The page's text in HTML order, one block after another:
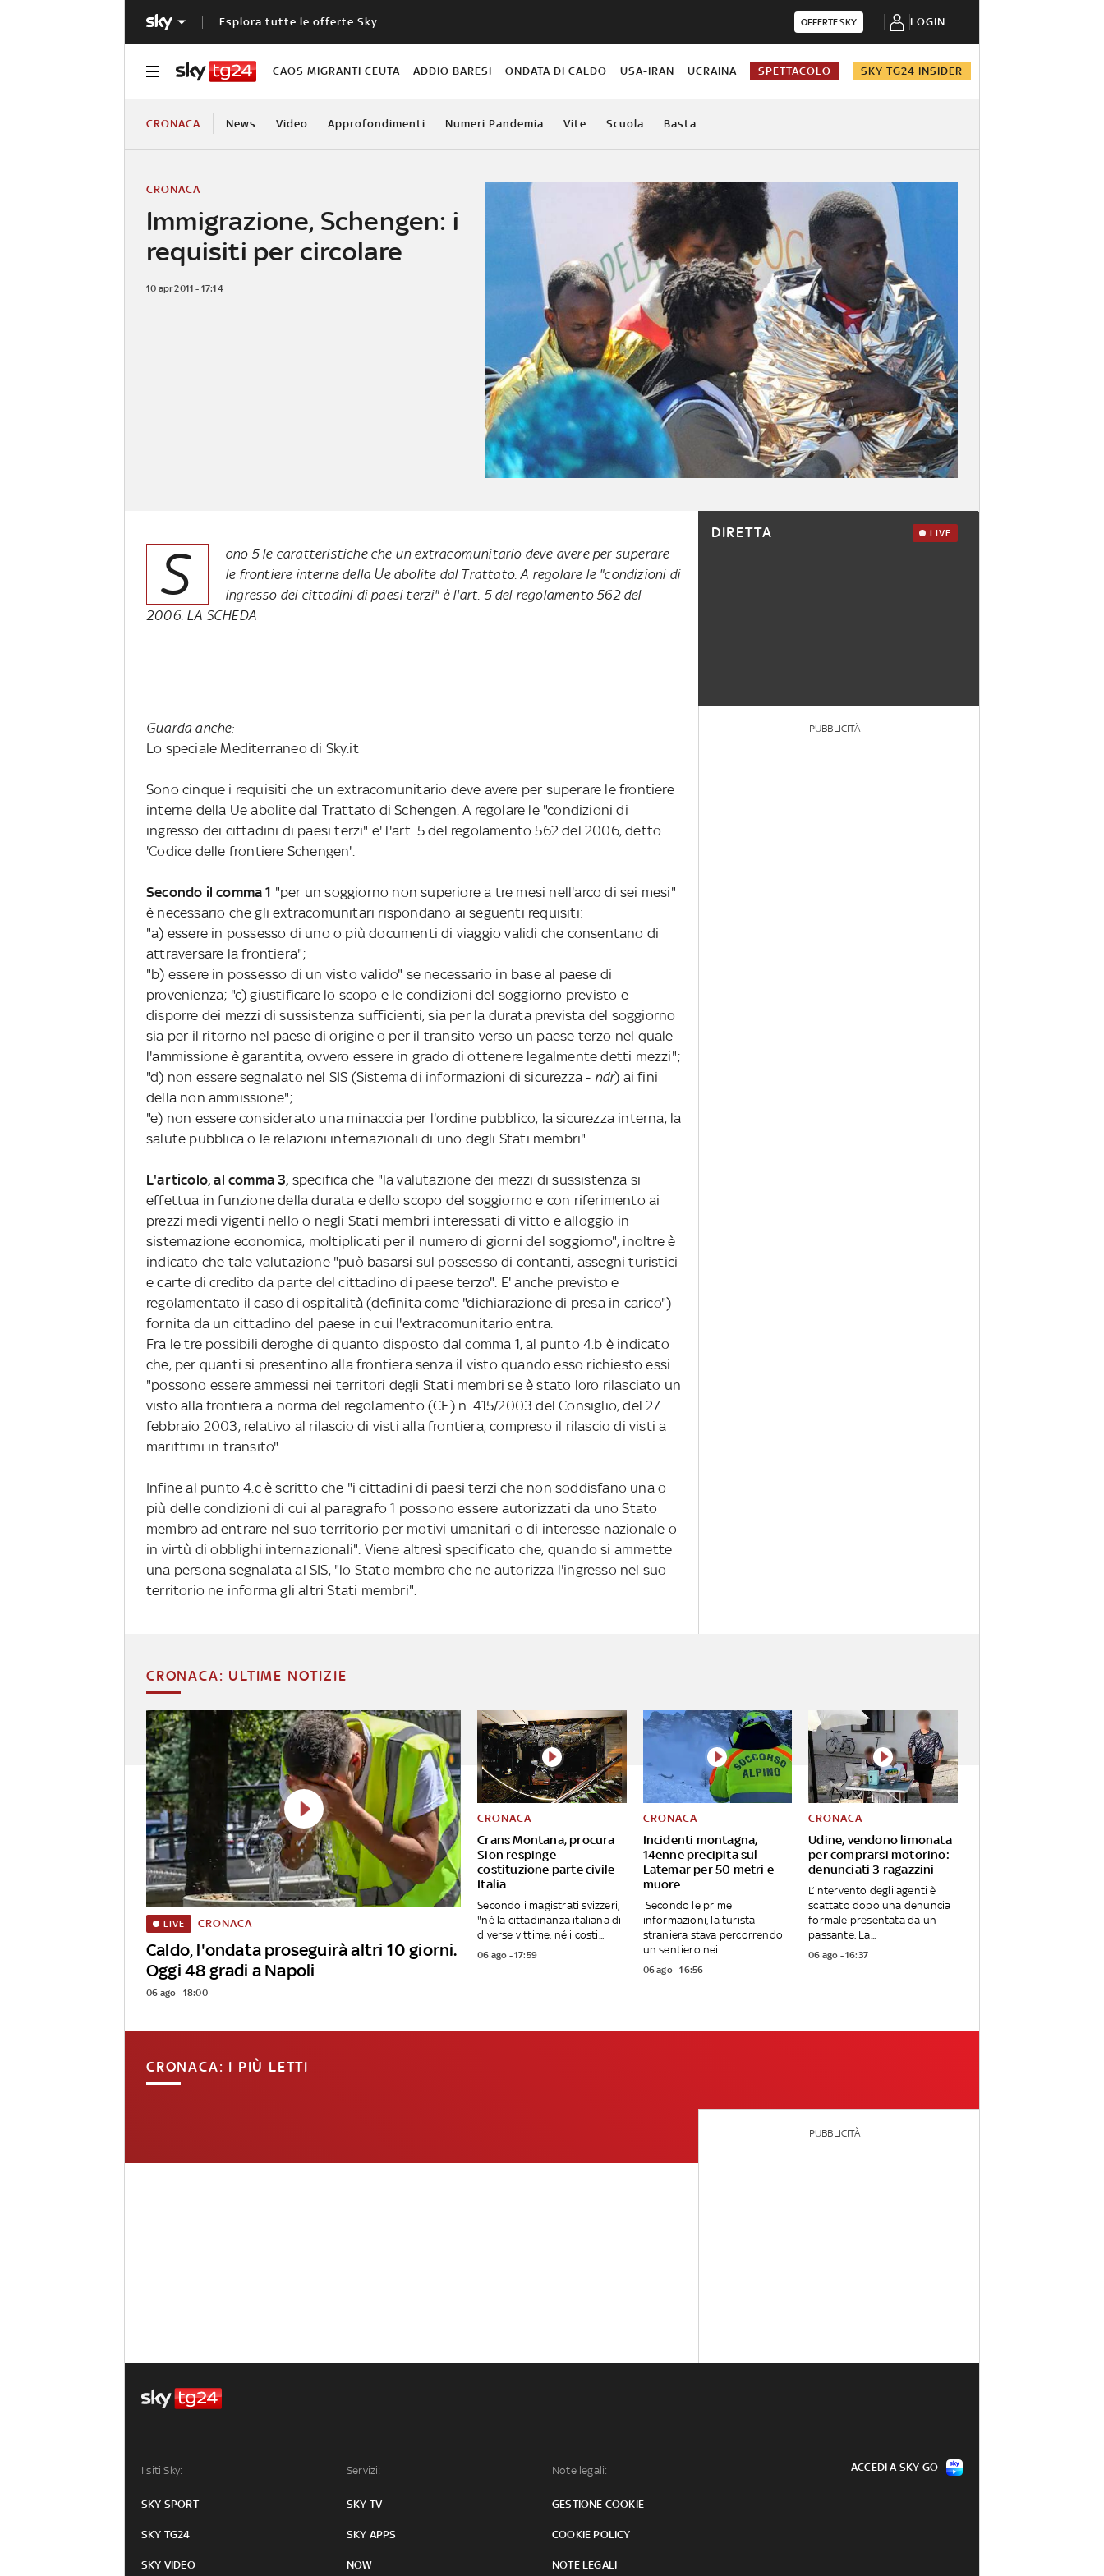
Esplora tutte le offerte Sky OFFERTE SKY LOGIN
CAOS MIGRANTI CEUTA ADDIO BARESI ONDATA DI CALDO USA-IRAN UCRAINA SPETTACOLO SKY TG24 INSIDER
CRONACA News Video Approfondimenti Numeri Pandemia Vite Scuola Basta
Immigrazione, Schengen: i
requisiti per circolare
CRONACA
10 apr 2011 - 17:14
S
ono 5 le caratteristiche che un extracomunitario deve avere per superare
le frontiere interne della Ue abolite dal Trattato. A regolare le "condizioni di
ingresso dei cittadini di paesi terzi" è l'art. 5 del regolamento 562 del
2006. LA SCHEDA
Guarda anche:
Lo speciale Mediterraneo di Sky.it
Sono cinque i requisiti che un extracomunitario deve avere per superare le frontiere
interne della Ue abolite dal Trattato di Schengen. A regolare le "condizioni di
ingresso dei cittadini di paesi terzi" e' l'art. 5 del regolamento 562 del 2006, detto
'Codice delle frontiere Schengen'.
Secondo il comma 1 "per un soggiorno non superiore a tre mesi nell'arco di sei mesi"
è necessario che gli extracomunitari rispondano ai seguenti requisiti:
"a) essere in possesso di uno o più documenti di viaggio validi che consentano di
attraversare la frontiera";
"b) essere in possesso di un visto valido" se necessario in base al paese di
provenienza; "c) giustificare lo scopo e le condizioni del soggiorno previsto e
disporre dei mezzi di sussistenza sufficienti, sia per la durata prevista del soggiorno
sia per il ritorno nel paese di origine o per il transito verso un paese terzo nel quale
l'ammissione è garantita, ovvero essere in grado di ottenere legalmente detti mezzi";
"d) non essere segnalato nel SIS (Sistema di informazioni di sicurezza - ndr) ai fini
della non ammissione";
"e) non essere considerato una minaccia per l'ordine pubblico, la sicurezza interna, la
salute pubblica o le relazioni internazionali di uno degli Stati membri".
L'articolo, al comma 3, specifica che "la valutazione dei mezzi di sussistenza si
effettua in funzione della durata e dello scopo del soggiorno e con riferimento ai
prezzi medi vigenti nello o negli Stati membri interessati di vitto e alloggio in
sistemazione economica, moltiplicati per il numero di giorni del soggiorno", inoltre è
indicato che tale valutazione "può basarsi sul possesso di contanti, assegni turistici
e carte di credito da parte del cittadino di paese terzo". E' anche previsto e
regolamentato il caso di ospitalità (definita come "dichiarazione di presa in carico")
fornita da un cittadino del paese in cui l'extracomunitario entra.
Fra le tre possibili deroghe di quanto disposto dal comma 1, al punto 4.b è indicato
che, per quanti si presentino alla frontiera senza il visto quando esso richiesto essi
"possono essere ammessi nei territori degli Stati membri se è stato loro rilasciato un
visto alla frontiera a norma del regolamento (CE) n. 415/2003 del Consiglio, del 27
febbraio 2003, relativo al rilascio di visti alla frontiera, compreso il rilascio di visti a
marittimi in transito".
Infine al punto 4.c è scritto che "i cittadini di paesi terzi che non soddisfano una o
più delle condizioni di cui al paragrafo 1 possono essere autorizzati da uno Stato
membro ad entrare nel suo territorio per motivi umanitari o di interesse nazionale o
in virtù di obblighi internazionali". Viene altresì specificato che, quando si ammette
una persona segnalata al SIS, "lo Stato membro che ne autorizza l'ingresso nel suo
territorio ne informa gli altri Stati membri".
DIRETTA LIVE
PUBBLICITÀ
CRONACA: ULTIME NOTIZIE
Caldo, l'ondata proseguirà altri 10 giorni.
Oggi 48 gradi a Napoli
LIVE CRONACA
06 ago - 18:00
Crans Montana, procura
Sion respinge
costituzione parte civile
Italia
CRONACA
Secondo i magistrati svizzeri,
"né la cittadinanza italiana di
diverse vittime, né i costi...
06 ago - 17:59
Incidenti montagna,
14enne precipita sul
Latemar per 50 metri e
muore
CRONACA
Secondo le prime
informazioni, la turista
straniera stava percorrendo
un sentiero nei...
06 ago - 16:56
Udine, vendono limonata
per comprarsi motorino:
denunciati 3 ragazzini
CRONACA
L’intervento degli agenti è
scattato dopo una denuncia
formale presentata da un
passante. La...
06 ago - 16:37
CRONACA: I PIÙ LETTI
PUBBLICITÀ
I siti Sky:
SKY SPORT
SKY TG24
SKY VIDEO
Servizi:
SKY TV
SKY APPS
NOW
Note legali:
GESTIONE COOKIE
COOKIE POLICY
NOTE LEGALI
ACCEDI A SKY GO